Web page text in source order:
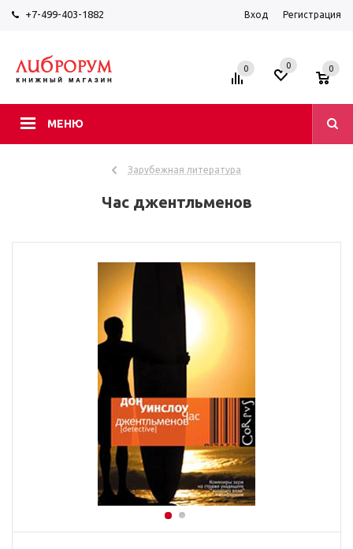
+7-499-403-1882 Вход Регистрация
МЕНЮ
0 0 0
Зарубежная литература
Час джентльменов